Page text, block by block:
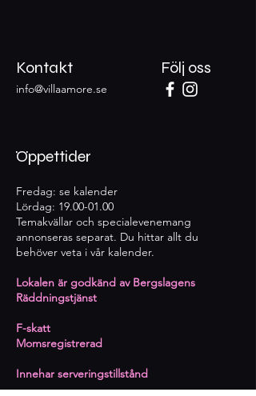
Kontakt
info@villaamore.se
Följ oss
Öppettider
Fredag: se kalender
Lördag: 19.00-01.00
Temakvällar och specialevenemang
annonseras separat. Du hittar allt du
behöver veta i vår kalender.
Lokalen är godkänd av Bergslagens
Räddningstjänst
​F-skatt
Momsregistrerad
Innehar serveringstillstånd